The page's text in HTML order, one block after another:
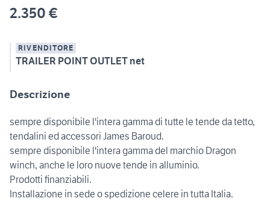
2.350 €
RIVENDITORE
TRAILER POINT OUTLET net
Descrizione
sempre disponibile l'intera gamma di tutte le tende da tetto,
tendalini ed accessori James Baroud.
sempre disponibile l'intera gamma del marchio Dragon
winch, anche le loro nuove tende in alluminio.
Prodotti finanziabili.
Installazione in sede o spedizione celere in tutta Italia.